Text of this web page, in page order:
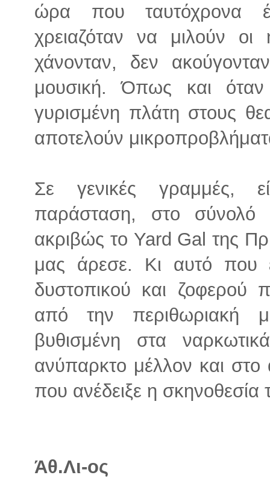
ώρα που ταυτόχρονα
χρειαζόταν να μιλούν οι
χάνονταν, δεν
μουσική. Όπως και όταν
γυρισμένη πλάτη στους
αποτελούν
Σε γενικές γραμμές,
παράσταση, στο
ακριβώς το Yard Gal της
μας άρεσε. Κι αυτό που
δυστοπικού και ζοφερού
από την περιθωριακή
βυθισμένη στα
ανύπαρκτο μέλλον και στο
που ανέδειξε η
Άθ.Λι-ος